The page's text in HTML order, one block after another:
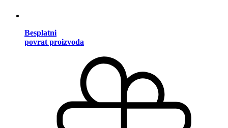
Besplatni
povrat proizvoda